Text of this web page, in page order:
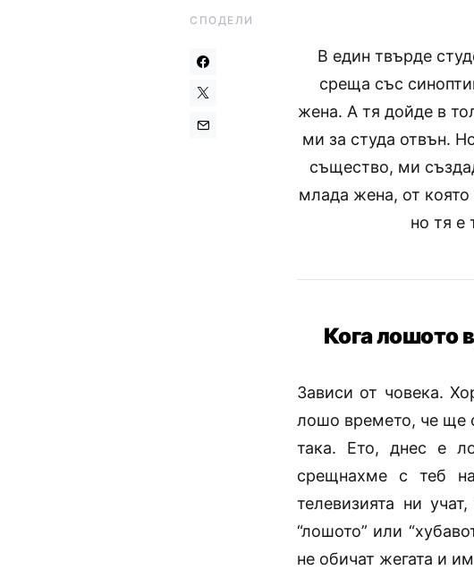
СПОДЕЛИ
В един твърде
среща със
жена. А тя дойде в
ми за студа отвън.
същество, ми
млада жена, от
но тя е
Кога лошото
Зависи от човека.
лошо времето, че ще
така. Ето, днес е
срещнахме с теб
телевизията ни
“лошото” или
не обичат жегата и